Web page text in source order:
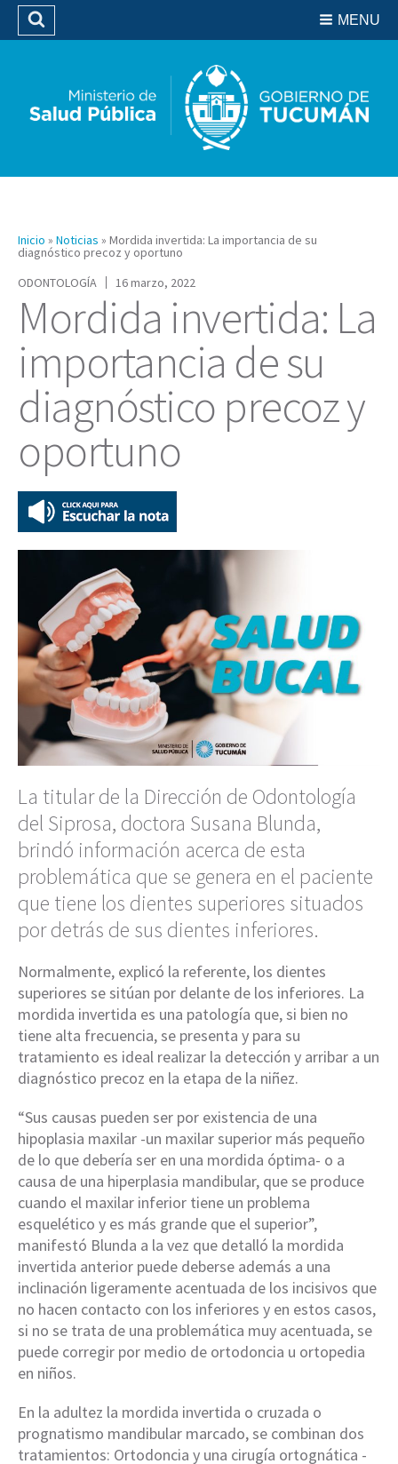
Biblioteca
MENU
Buscar
Inicio » Noticias » Mordida invertida: La importancia de su
diagnóstico precoz y oportuno
ODONTOLOGÍA
16 marzo, 2022
Mordida invertida: La
importancia de su
diagnóstico precoz y
oportuno
La titular de la Dirección de Odontología
del Siprosa, doctora Susana Blunda,
brindó información acerca de esta
problemática que se genera en el paciente
que tiene los dientes superiores situados
por detrás de sus dientes inferiores.
Normalmente, explicó la referente, los dientes
superiores se sitúan por delante de los inferiores. La
mordida invertida es una patología que, si bien no
tiene alta frecuencia, se presenta y para su
tratamiento es ideal realizar la detección y arribar a un
diagnóstico precoz en la etapa de la niñez.
“Sus causas pueden ser por existencia de una
hipoplasia maxilar -un maxilar superior más pequeño
de lo que debería ser en una mordida óptima- o a
causa de una hiperplasia mandibular, que se produce
cuando el maxilar inferior tiene un problema
esquelético y es más grande que el superior”,
manifestó Blunda a la vez que detalló la mordida
invertida anterior puede deberse además a una
inclinación ligeramente acentuada de los incisivos que
no hacen contacto con los inferiores y en estos casos,
si no se trata de una problemática muy acentuada, se
puede corregir por medio de ortodoncia u ortopedia
en niños.
En la adultez la mordida invertida o cruzada o
prognatismo mandibular marcado, se combinan dos
tratamientos: Ortodoncia y una cirugía ortognática -